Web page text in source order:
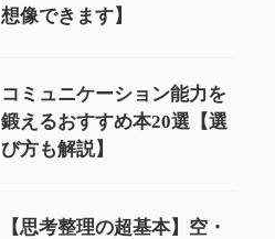
想像できます】
コミュニケーション能力を
鍛えるおすすめ本20選【選
び方も解説】
【思考整理の超基本】空・